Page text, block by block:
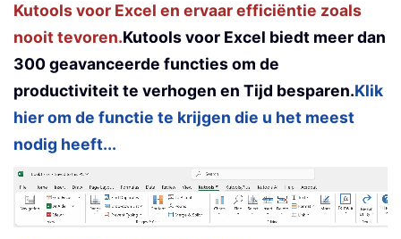
Kutools voor Excel en ervaar efficiëntie zoals
nooit tevoren.Kutools voor Excel biedt meer dan
300 geavanceerde functies om de
productiviteit te verhogen en Tijd besparen.Klik
hier om de functie te krijgen die u het meest
nodig heeft...